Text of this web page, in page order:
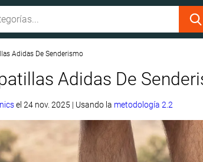
Adidas De Senderismo
Adidas De
el 24 nov. 2025 | Usando la metodología 2.2